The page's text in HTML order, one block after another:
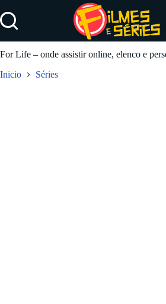
para
o
For Life – onde assistir online, elenco e
Inicio Séries